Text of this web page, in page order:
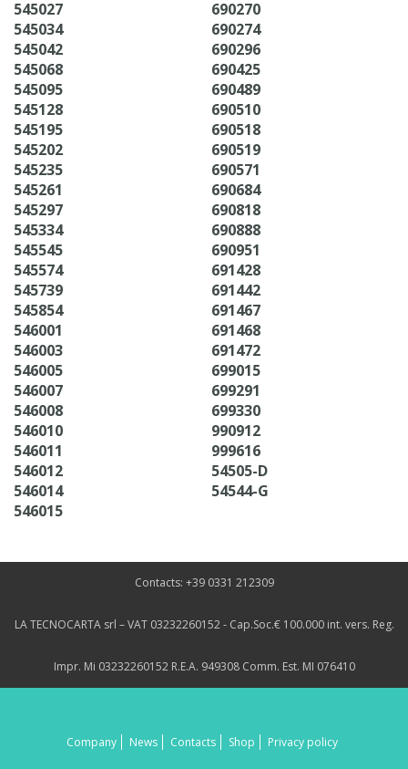
545027
545034
545042
545068
545095
545128
545195
545202
545235
545261
545297
545334
545545
545574
545739
545854
546001
546003
546005
546007
546008
546010
546011
546012
546014
546015
690270
690274
690296
690425
690489
690510
690518
690519
690571
690684
690818
690888
690951
691428
691442
691467
691468
691472
699015
699291
699330
990912
999616
54505-D
54544-G
Contacts: +39 0331 212309
LA TECNOCARTA srl – VAT 03232260152 - Cap.Soc.€ 100.000 int. vers. Reg.
Impr. Mi 03232260152 R.E.A. 949308 Comm. Est. MI 076410
Company News Contacts Shop Privacy policy